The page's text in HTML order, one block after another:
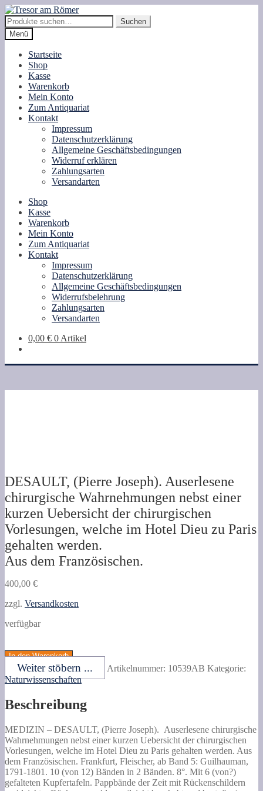
Zur
Navigation
springen
Zum
Inhalt
springen
Suche
nach:
Suchen
Menü
Startseite
Shop
Kasse
Warenkorb
Mein Konto
Zum Antiquariat
Kontakt
Impressum
Datenschutzerklärung
Allgemeine Geschäftsbedingungen
Widerruf erklären
Zahlungsarten
Versandarten
Shop
Kasse
Warenkorb
Mein Konto
Zum Antiquariat
Kontakt
Impressum
Datenschutzerklärung
Allgemeine Geschäftsbedingungen
Widerrufsbelehrung
Zahlungsarten
Versandarten
0,00 € 0 Artikel
DESAULT, (Pierre Joseph). Auserlesene
chirurgische Wahrnehmungen nebst einer
kurzen Uebersicht der chirurgischen
Vorlesungen, welche im Hotel Dieu zu Paris
gehalten werden.
Aus dem Französischen.
400,00 €
zzgl. Versandkosten
verfügbar
(Pierre
Joseph).
Auserlesene
chirurgische
nebst
kurzen
Uebersicht
der
chirurgischen
Vorlesungen,
welche
In den Warenkorb
Weiter stöbern ... Artikelnummer: 10539AB Kategorie:
Naturwissenschaften
Beschreibung
MEDIZIN – DESAULT, (Pierre Joseph). Auserlesene chirurgische
Wahrnehmungen nebst einer kurzen Uebersicht der chirurgischen
Vorlesungen, welche im Hotel Dieu zu Paris gehalten werden. Aus
dem Französischen. Frankfurt, Fleischer, ab Band 5: Guilhauman,
1791-1801. 10 (von 12) Bänden in 2 Bänden. 8°. Mit 6 (von?)
gefalteten Kupfertafeln. Pappbände der Zeit mit Rückenschildern